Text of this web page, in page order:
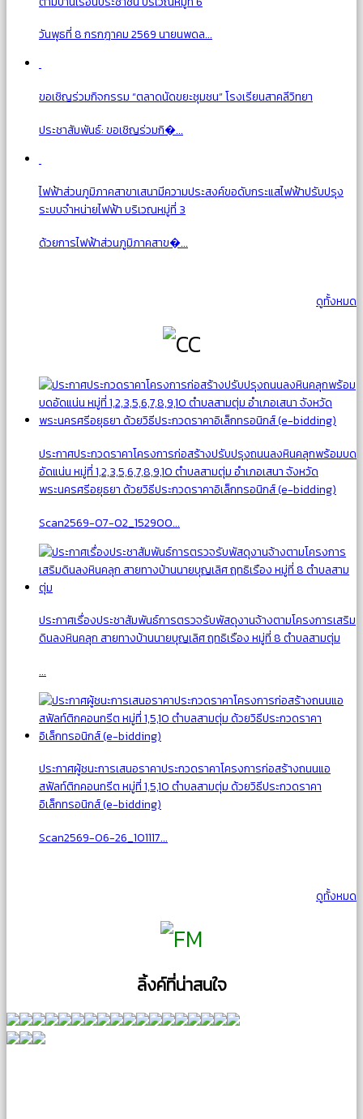
วันพุธที่ 8 กรกฎาคม 2569 นายนพดล...
ขอเชิญร่วมกิจกรรม “ตลาดนัดขยะชุมชน” โรงเรียนสาคลีวิทยา
ประชาสัมพันธ์: ขอเชิญร่วมกิ�...
ไฟฟ้าส่วนภูมิภาคสาขาเสนามีความประสงค์ขอดับกระแสไฟฟ้าปรับปรุง
ระบบจำหน่ายไฟฟ้า บริเวณหมู่ที่ 3
ด้วยการไฟฟ้าส่วนภูมิภาคสาข�...
ดูทั้งหมด
ประกาศประกวดราคาโครงการก่อสร้างปรับปรุงถนนลงหินคลุกพร้อมบด
อัดแน่น หมู่ที่ 1,2,3,5,6,7,8,9,10 ตำบลสามตุ่ม อำเภอเสนา จังหวัด
พระนครศรีอยุธยา ด้วยวิธีประกวดราคาอิเล็กทรอนิกส์ (e-bidding)
Scan2569-07-02_152900...
ประกาศเรื่องประชาสัมพันธ์การตรวจรับพัสดุงานจ้างตามโครงการเสริม
ดินลงหินคลุก สายทางบ้านนายบุญเลิศ ฤทธิเรือง หมู่ที่ 8 ตำบลสามตุ่ม
...
ประกาศผู้ชนะการเสนอราคาประกวดราคาโครงการก่อสร้างถนนแอ
สฟัลท์ติกคอนกรีต หมู่ที่ 1,5,10 ตำบลสามตุ่ม ด้วยวิธีประกวดราคา
อิเล็กทรอนิกส์ (e-bidding)
Scan2569-06-26_101117...
ดูทั้งหมด
ลิ้งค์ที่น่าสนใจ